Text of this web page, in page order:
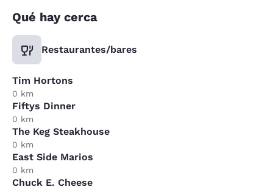
Qué hay cerca
Restaurantes/bares
Tim Hortons
0 km
Fiftys Dinner
0 km
The Keg Steakhouse
0 km
East Side Marios
0 km
Chuck E. Cheese